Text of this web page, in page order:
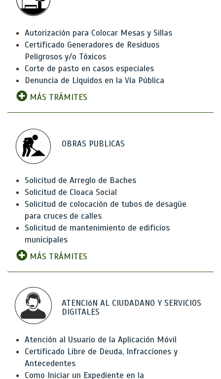
Autorización para Colocar Mesas y Sillas
Certificado Generadores de Residuos
Peligrosos y/o Tóxicos
Corte de pasto en casos especiales
Denuncia de Líquidos en la Vía Pública
MÁS TRÁMITES
OBRAS PUBLICAS
Solicitud de Arreglo de Baches
Solicitud de Cloaca Social
Solicitud de colocación de tubos de desagüe
para cruces de calles
Solicitud de mantenimiento de edificios
municipales
MÁS TRÁMITES
ATENCIóN AL CIUDADANO Y SERVICIOS
DIGITALES
Atención al Usuario de la Aplicación Móvil
Certificado Libre de Deuda, Infracciones y
Antecedentes
Como Iniciar un Expediente en la